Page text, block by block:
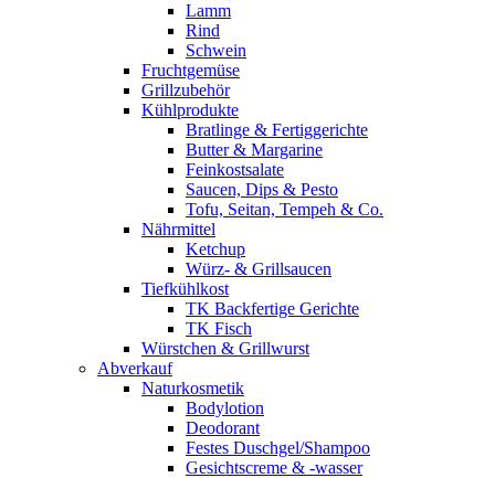
Lamm
Rind
Schwein
Fruchtgemüse
Grillzubehör
Kühlprodukte
Bratlinge & Fertiggerichte
Butter & Margarine
Feinkostsalate
Saucen, Dips & Pesto
Tofu, Seitan, Tempeh & Co.
Nährmittel
Ketchup
Würz- & Grillsaucen
Tiefkühlkost
TK Backfertige Gerichte
TK Fisch
Würstchen & Grillwurst
Abverkauf
Naturkosmetik
Bodylotion
Deodorant
Festes Duschgel/Shampoo
Gesichtscreme & -wasser